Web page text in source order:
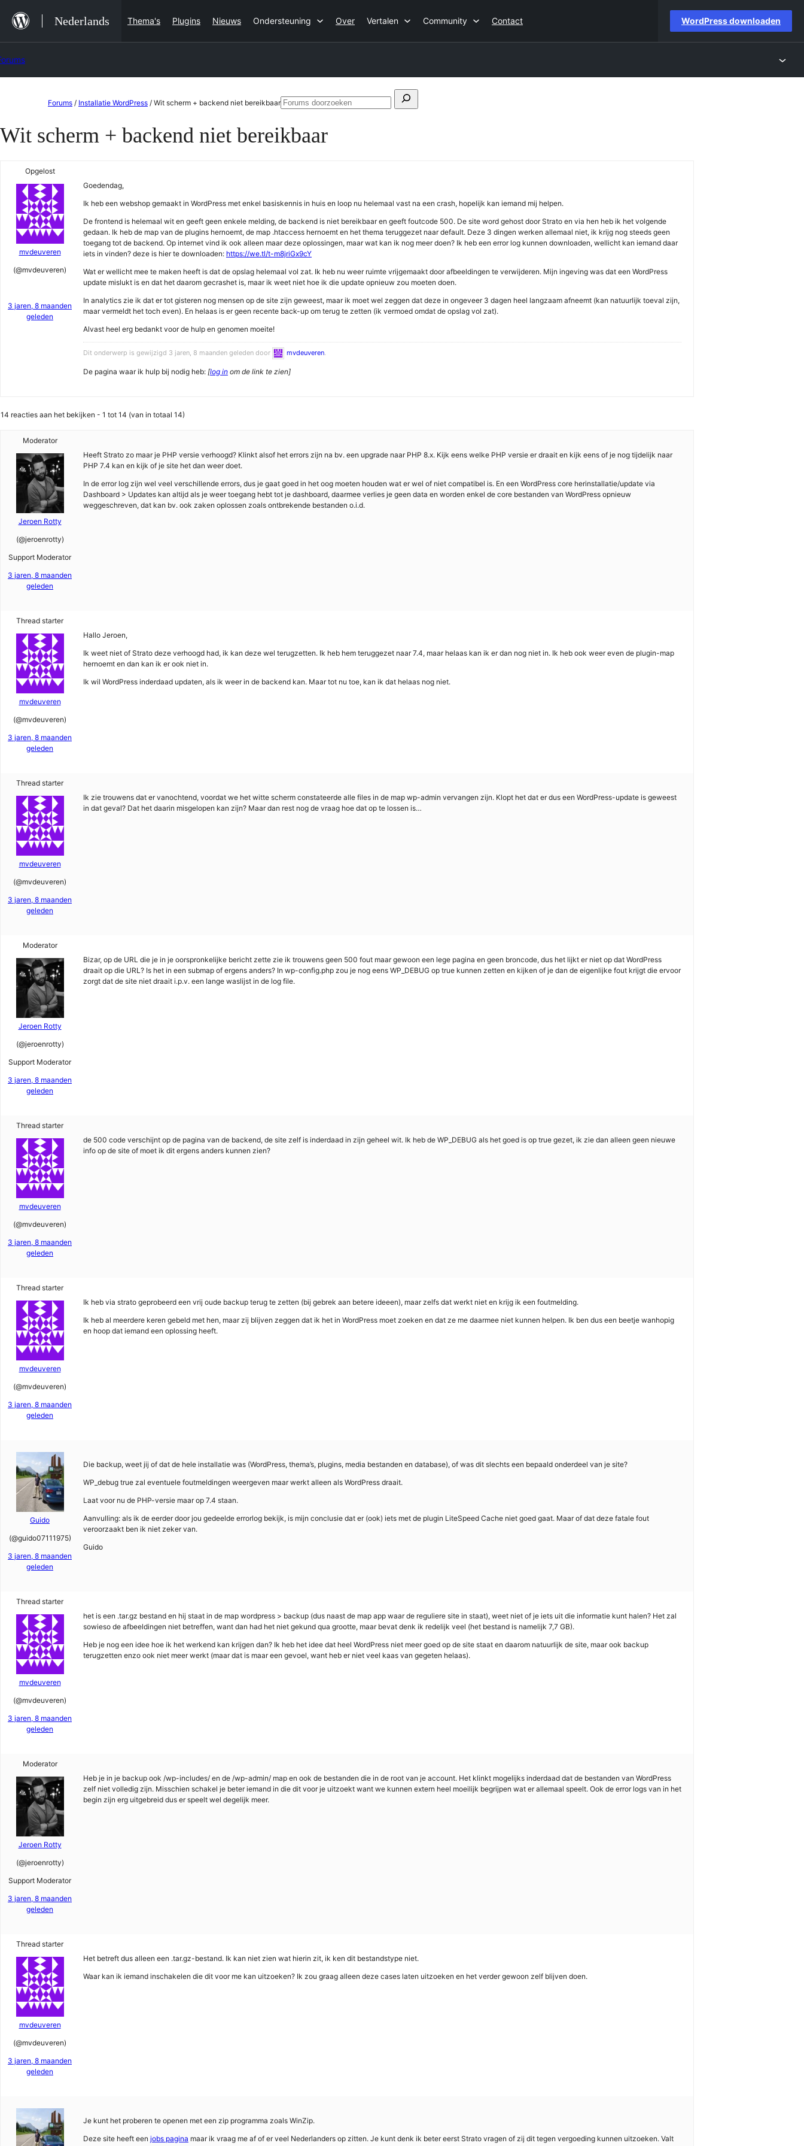
naar
de
inhoud
Nederlands Thema's Plugins Nieuws Ondersteuning Over Vertalen Community Contact WordPress downloaden
de
Forums / Installatie WordPress / Wit scherm + backend niet bereikbaarZoeken
Forums
Wit scherm + backend niet bereikbaar
Opgelost
mvdeuveren
(@mvdeuveren)
3 jaren, 8 maanden
geleden
Goedendag,
Ik heb een webshop gemaakt in WordPress met enkel basiskennis in huis en loop nu helemaal vast na een crash, hopelijk kan iemand mij helpen.
De frontend is helemaal wit en geeft geen enkele melding, de backend is niet bereikbaar en geeft foutcode 500. De site word gehost door Strato en via hen heb ik het volgende
gedaan. Ik heb de map van de plugins hernoemt, de map .htaccess hernoemt en het thema teruggezet naar default. Deze 3 dingen werken allemaal niet, ik krijg nog steeds geen
toegang tot de backend. Op internet vind ik ook alleen maar deze oplossingen, maar wat kan ik nog meer doen? Ik heb een error log kunnen downloaden, wellicht kan iemand daar
iets in vinden? deze is hier te downloaden: https://we.tl/t-m8jriGx9cY
Wat er wellicht mee te maken heeft is dat de opslag helemaal vol zat. Ik heb nu weer ruimte vrijgemaakt door afbeeldingen te verwijderen. Mijn ingeving was dat een WordPress
update mislukt is en dat het daarom gecrashet is, maar ik weet niet hoe ik die update opnieuw zou moeten doen.
In analytics zie ik dat er tot gisteren nog mensen op de site zijn geweest, maar ik moet wel zeggen dat deze in ongeveer 3 dagen heel langzaam afneemt (kan natuurlijk toeval zijn,
maar vermeldt het toch even). En helaas is er geen recente back-up om terug te zetten (ik vermoed omdat de opslag vol zat).
Alvast heel erg bedankt voor de hulp en genomen moeite!
Dit onderwerp is gewijzigd 3 jaren, 8 maanden geleden door mvdeuveren.
De pagina waar ik hulp bij nodig heb: [log in om de link te zien]
14 reacties aan het bekijken - 1 tot 14 (van in totaal 14)
Moderator
Jeroen Rotty
(@jeroenrotty)
Support Moderator
3 jaren, 8 maanden
geleden
Heeft Strato zo maar je PHP versie verhoogd? Klinkt alsof het errors zijn na bv. een upgrade naar PHP 8.x. Kijk eens welke PHP versie er draait en kijk eens of je nog tijdelijk naar
PHP 7.4 kan en kijk of je site het dan weer doet.
In de error log zijn wel veel verschillende errors, dus je gaat goed in het oog moeten houden wat er wel of niet compatibel is. En een WordPress core herinstallatie/update via
Dashboard > Updates kan altijd als je weer toegang hebt tot je dashboard, daarmee verlies je geen data en worden enkel de core bestanden van WordPress opnieuw
weggeschreven, dat kan bv. ook zaken oplossen zoals ontbrekende bestanden o.i.d.
Thread starter
mvdeuveren
(@mvdeuveren)
3 jaren, 8 maanden
geleden
Hallo Jeroen,
Ik weet niet of Strato deze verhoogd had, ik kan deze wel terugzetten. Ik heb hem teruggezet naar 7.4, maar helaas kan ik er dan nog niet in. Ik heb ook weer even de plugin-map
hernoemt en dan kan ik er ook niet in.
Ik wil WordPress inderdaad updaten, als ik weer in de backend kan. Maar tot nu toe, kan ik dat helaas nog niet.
Thread starter
mvdeuveren
(@mvdeuveren)
3 jaren, 8 maanden
geleden
Ik zie trouwens dat er vanochtend, voordat we het witte scherm constateerde alle files in de map wp-admin vervangen zijn. Klopt het dat er dus een WordPress-update is geweest
in dat geval? Dat het daarin misgelopen kan zijn? Maar dan rest nog de vraag hoe dat op te lossen is…
Moderator
Jeroen Rotty
(@jeroenrotty)
Support Moderator
3 jaren, 8 maanden
geleden
Bizar, op de URL die je in je oorspronkelijke bericht zette zie ik trouwens geen 500 fout maar gewoon een lege pagina en geen broncode, dus het lijkt er niet op dat WordPress
draait op die URL? Is het in een submap of ergens anders? In wp-config.php zou je nog eens WP_DEBUG op true kunnen zetten en kijken of je dan de eigenlijke fout krijgt die ervoor
zorgt dat de site niet draait i.p.v. een lange waslijst in de log file.
Thread starter
mvdeuveren
(@mvdeuveren)
3 jaren, 8 maanden
geleden
de 500 code verschijnt op de pagina van de backend, de site zelf is inderdaad in zijn geheel wit. Ik heb de WP_DEBUG als het goed is op true gezet, ik zie dan alleen geen nieuwe
info op de site of moet ik dit ergens anders kunnen zien?
Thread starter
mvdeuveren
(@mvdeuveren)
3 jaren, 8 maanden
geleden
Ik heb via strato geprobeerd een vrij oude backup terug te zetten (bij gebrek aan betere ideeen), maar zelfs dat werkt niet en krijg ik een foutmelding.
Ik heb al meerdere keren gebeld met hen, maar zij blijven zeggen dat ik het in WordPress moet zoeken en dat ze me daarmee niet kunnen helpen. Ik ben dus een beetje wanhopig
en hoop dat iemand een oplossing heeft.
Guido
(@guido07111975)
3 jaren, 8 maanden
geleden
Die backup, weet jij of dat de hele installatie was (WordPress, thema’s, plugins, media bestanden en database), of was dit slechts een bepaald onderdeel van je site?
WP_debug true zal eventuele foutmeldingen weergeven maar werkt alleen als WordPress draait.
Laat voor nu de PHP-versie maar op 7.4 staan.
Aanvulling: als ik de eerder door jou gedeelde errorlog bekijk, is mijn conclusie dat er (ook) iets met de plugin LiteSpeed Cache niet goed gaat. Maar of dat deze fatale fout
veroorzaakt ben ik niet zeker van.
Guido
Thread starter
mvdeuveren
(@mvdeuveren)
3 jaren, 8 maanden
geleden
het is een .tar.gz bestand en hij staat in de map wordpress > backup (dus naast de map app waar de reguliere site in staat), weet niet of je iets uit die informatie kunt halen? Het zal
sowieso de afbeeldingen niet betreffen, want dan had het niet gekund qua grootte, maar bevat denk ik redelijk veel (het bestand is namelijk 7,7 GB).
Heb je nog een idee hoe ik het werkend kan krijgen dan? Ik heb het idee dat heel WordPress niet meer goed op de site staat en daarom natuurlijk de site, maar ook backup
terugzetten enzo ook niet meer werkt (maar dat is maar een gevoel, want heb er niet veel kaas van gegeten helaas).
Moderator
Jeroen Rotty
(@jeroenrotty)
Support Moderator
3 jaren, 8 maanden
geleden
Heb je in je backup ook /wp-includes/ en de /wp-admin/ map en ook de bestanden die in de root van je account. Het klinkt mogelijks inderdaad dat de bestanden van WordPress
zelf niet volledig zijn. Misschien schakel je beter iemand in die dit voor je uitzoekt want we kunnen extern heel moeilijk begrijpen wat er allemaal speelt. Ook de error logs van in het
begin zijn erg uitgebreid dus er speelt wel degelijk meer.
Thread starter
mvdeuveren
(@mvdeuveren)
3 jaren, 8 maanden
geleden
Het betreft dus alleen een .tar.gz-bestand. Ik kan niet zien wat hierin zit, ik ken dit bestandstype niet.
Waar kan ik iemand inschakelen die dit voor me kan uitzoeken? Ik zou graag alleen deze cases laten uitzoeken en het verder gewoon zelf blijven doen.
Je kunt het proberen te openen met een zip programma zoals WinZip.
Deze site heeft een jobs pagina maar ik vraag me af of er veel Nederlanders op zitten. Je kunt denk ik beter eerst Strato vragen of zij dit tegen vergoeding kunnen uitzoeken. Valt